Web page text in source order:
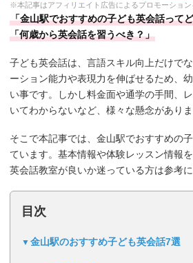
※本記事はアフィリエイト広告によるプロモーション
「金山駅でおすすめの子ども英会話って
「何歳から英会話を習うべき？」
子ども英会話は、言語スキル向上だけで
ーション能力や表現力を伸ばせるため、
い事です。しかし料金面や通学の手間、
いてわからないなど、様々な懸念がありま
そこで本記事では、金山駅でおすすめの
ています。基本情報や体験レッスン情報
英会話教室が良いか迷っている方は参考に
目次
金山駅のおすすめ子ども英会話7選